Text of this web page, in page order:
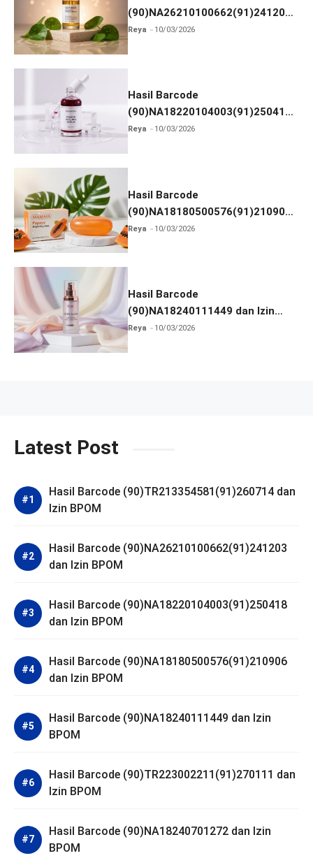
(90)NA26210100662(91)241203
dan Izin BPOM
Reya 10/03/2026
Hasil Barcode
(90)NA18220104003(91)250418
dan Izin BPOM
Reya 10/03/2026
Hasil Barcode
(90)NA18180500576(91)210906
dan Izin BPOM
Reya 10/03/2026
Hasil Barcode
(90)NA18240111449 dan Izin
BPOM
Reya 10/03/2026
Latest Post
Hasil Barcode (90)TR213354581(91)260714 dan
Izin BPOM
Hasil Barcode (90)NA26210100662(91)241203
dan Izin BPOM
Hasil Barcode (90)NA18220104003(91)250418
dan Izin BPOM
Hasil Barcode (90)NA18180500576(91)210906
dan Izin BPOM
Hasil Barcode (90)NA18240111449 dan Izin
BPOM
Hasil Barcode (90)TR223002211(91)270111 dan
Izin BPOM
Hasil Barcode (90)NA18240701272 dan Izin
BPOM